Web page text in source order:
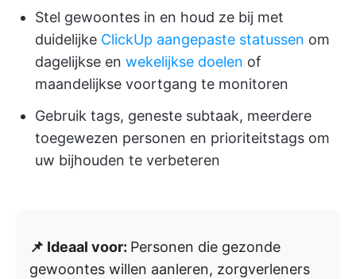
Stel gewoontes in en houd ze bij met
duidelijke ClickUp aangepaste statussen om
dagelijkse en wekelijkse doelen of
maandelijkse voortgang te monitoren
Gebruik tags, geneste subtaak, meerdere
toegewezen personen en prioriteitstags om
uw bijhouden te verbeteren
📌 Ideaal voor: Personen die gezonde
gewoontes willen aanleren, zorgverleners